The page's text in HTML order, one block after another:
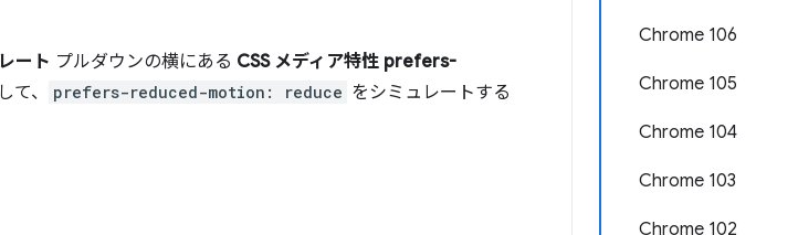
Chrome 106
Chrome 105
Chrome 104
Chrome 103
Chrome 102
ート プルダウンの横にある CSS メディア特性 prefers-
て、 prefers-reduced-motion: reduce をシミュレートする